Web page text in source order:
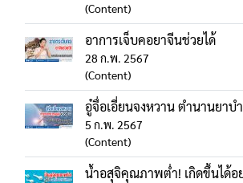
(Content)
อาการเจ็บคอยาจีนช่วยได้
28 ก.พ. 2567
(Content)
อู๋จื่อเอี่ยนจงหวาน ตำนานยาบ
5 ก.พ. 2567
(Content)
น้ำอสุจิคุณภาพต่ำ! เกิดขึ้นได้อ